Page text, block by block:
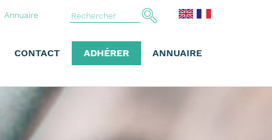
Annuaire
CONTACT ADHÉRER ANNUAIRE